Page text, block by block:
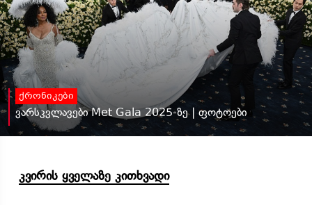
ქრონიკები
ვარსკვლავები Met Gala 2025-ზე | ფოტოები
კვირის ყველაზე კითხვადი